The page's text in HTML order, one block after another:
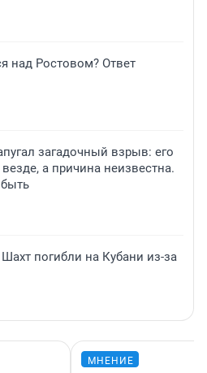
над Ростовом? Ответ
загадочный взрыв: его
а причина неизвестна.
погибли на Кубани из-за
МНЕНИЕ